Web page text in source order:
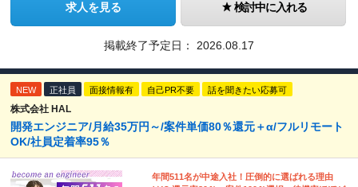
求人を見る 検討中に入れる
掲載終了予定日： 2026.08.17
NEW 正社員 面接情報有 自己PR不要 話を聞きたい応募可
株式会社 HAL
開発エンジニア/月給35万円～/案件単価80％還元＋α/フルリモート
OK/社員定着率95％
年間511名が中途入社！圧倒的に選ばれる理由